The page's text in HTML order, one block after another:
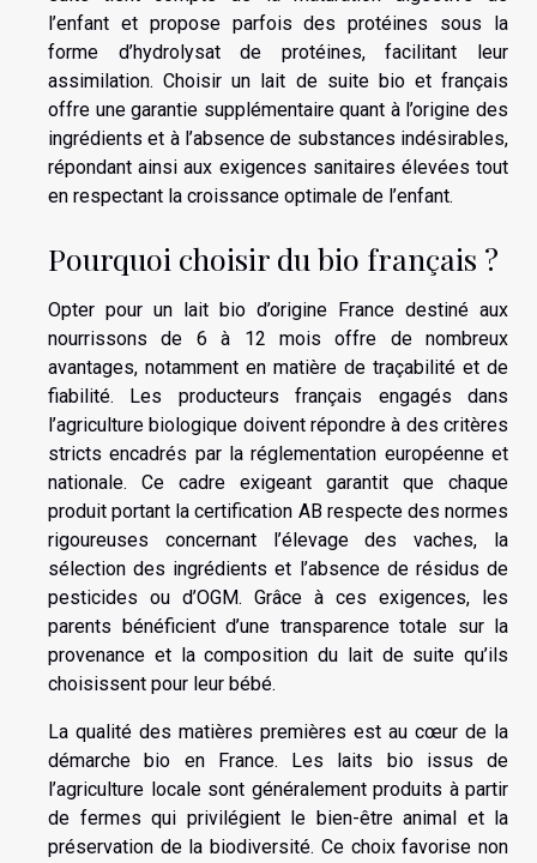
l’enfant et propose parfois des protéines sous la
forme d’hydrolysat de protéines, facilitant leur
assimilation. Choisir un lait de suite bio et français
offre une garantie supplémentaire quant à l’origine des
ingrédients et à l’absence de substances indésirables,
répondant ainsi aux exigences sanitaires élevées tout
en respectant la croissance optimale de l’enfant.
Pourquoi choisir du bio français ?
Opter pour un lait bio d’origine France destiné aux
nourrissons de 6 à 12 mois offre de nombreux
avantages, notamment en matière de traçabilité et de
fiabilité. Les producteurs français engagés dans
l’agriculture biologique doivent répondre à des critères
stricts encadrés par la réglementation européenne et
nationale. Ce cadre exigeant garantit que chaque
produit portant la certification AB respecte des normes
rigoureuses concernant l’élevage des vaches, la
sélection des ingrédients et l’absence de résidus de
pesticides ou d’OGM. Grâce à ces exigences, les
parents bénéficient d’une transparence totale sur la
provenance et la composition du lait de suite qu’ils
choisissent pour leur bébé.
La qualité des matières premières est au cœur de la
démarche bio en France. Les laits bio issus de
l’agriculture locale sont généralement produits à partir
de fermes qui privilégient le bien-être animal et la
préservation de la biodiversité. Ce choix favorise non